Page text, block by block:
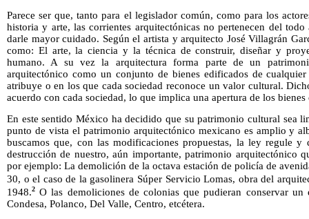
Parece ser que, tanto para el legislador común, como para los
historia y arte, las corrientes arquitectónicas no pertenecen del
darle mayor cuidado. Según el artista y arquitecto José Villagrán
como: El arte, la ciencia y la técnica de construir, diseñar y
humano. A su vez la arquitectura forma parte de un
arquitectónico como un conjunto de bienes edificados de
atribuye o en los que cada sociedad reconoce un valor cultural.
acuerdo con cada sociedad, lo que implica una apertura de los
En este sentido México ha decidido que su patrimonio cultural sea
punto de vista el patrimonio arquitectónico mexicano es amplio y
buscamos que, con las modificaciones propuestas, la ley regule y
destrucción de nuestro, aún importante, patrimonio arquitectónico
por ejemplo: La demolición de la octava estación de policía de
30, o el caso de la gasolinera Súper Servicio Lomas, obra del
1948.2 O las demoliciones de colonias que pudieran conservar
Condesa, Polanco, Del Valle, Centro, etcétera.